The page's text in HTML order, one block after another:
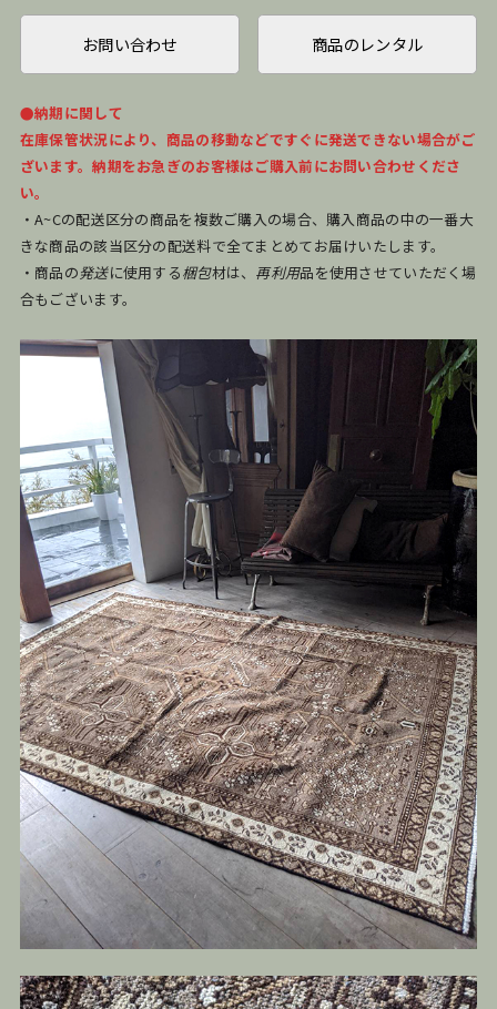
お問い合わせ 商品のレンタル
●納期に関して
在庫保管状況により、商品の移動などですぐに発送できない場合がご
ざいます。納期をお急ぎのお客様はご購入前にお問い合わせくださ
い。
・A~Cの配送区分の商品を複数ご購入の場合、購入商品の中の一番大
きな商品の該当区分の配送料で全てまとめてお届けいたします。
・商品の発送に使用する梱包材は、 再利用品を使用させていただく場
合もございます。